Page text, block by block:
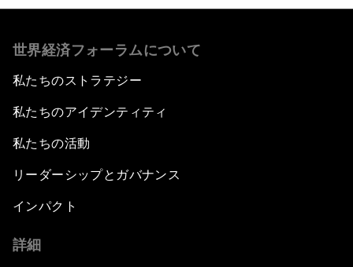
世界経済フォーラムについて
私たちのストラテジー
私たちのアイデンティティ
私たちの活動
リーダーシップとガバナンス
インパクト
詳細